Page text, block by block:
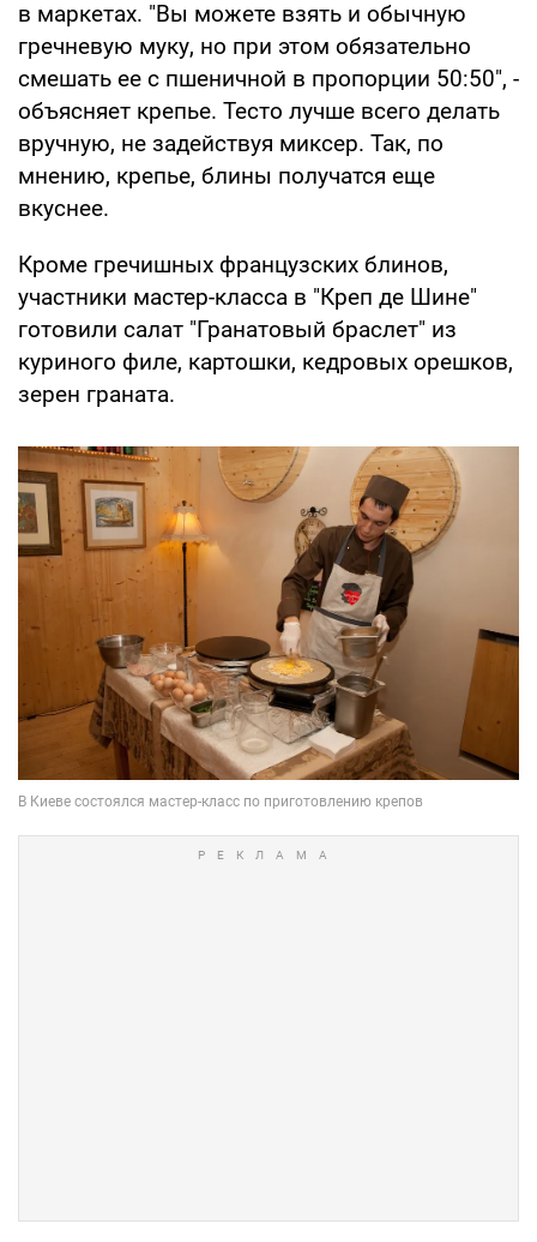
в маркетах. "Вы можете взять и обычную
гречневую муку, но при этом обязательно
смешать ее с пшеничной в пропорции 50:50", -
объясняет крепье. Тесто лучше всего делать
вручную, не задействуя миксер. Так, по
мнению, крепье, блины получатся еще
вкуснее.
Кроме гречишных французских блинов,
участники мастер-класса в "Креп де Шине"
готовили салат "Гранатовый браслет" из
куриного филе, картошки, кедровых орешков,
зерен граната.